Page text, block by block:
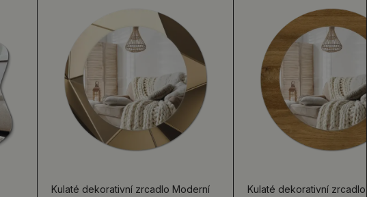
Kulaté dekorativní zrcadlo Moderní
Kulaté dekorativní zrcadlo